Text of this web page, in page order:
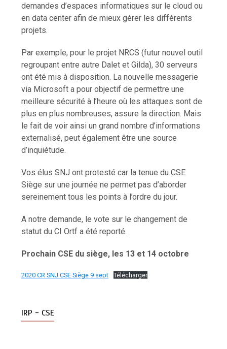
demandes d’espaces informatiques sur le cloud ou
en data center afin de mieux gérer les différents
projets.
Par exemple, pour le projet NRCS (futur nouvel outil
regroupant entre autre Dalet et Gilda), 30 serveurs
ont été mis à disposition. La nouvelle messagerie
via Microsoft a pour objectif de permettre une
meilleure sécurité à l’heure où les attaques sont de
plus en plus nombreuses, assure la direction. Mais
le fait de voir ainsi un grand nombre d’informations
externalisé, peut également être une source
d’inquiétude.
Vos élus SNJ ont protesté car la tenue du CSE
Siège sur une journée ne permet pas d’aborder
sereinement tous les points à l’ordre du jour.
A notre demande, le vote sur le changement de
statut du CI Ortf a été reporté.
Prochain CSE du siège, les 13 et 14 octobre
2020 CR SNJ CSE Siège 9 sept Télécharger
IRP - CSE